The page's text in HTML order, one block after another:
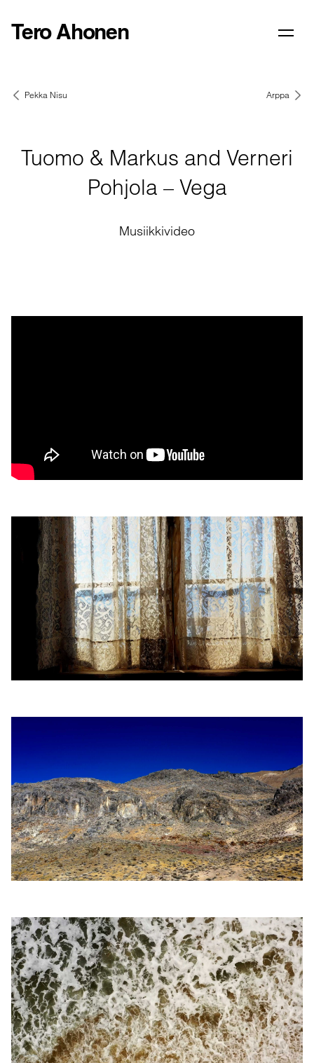
Tero Ahonen
Arppa
Pekka Nisu
Tuomo & Markus and Verneri
Pohjola – Vega
Musiikkivideo